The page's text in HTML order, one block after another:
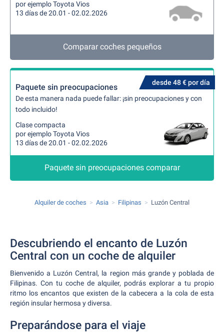
por ejemplo Toyota Vios
13 días de 20.01 - 02.02.2026
Comparar coches pequeños
desde 48 € por día
Paquete sin preocupaciones
De esta manera nada puede fallar: ¡sin preocupaciones y con
todo incluido!
Clase compacta
por ejemplo Toyota Vios
13 días de 20.01 - 02.02.2026
Paquete sin preocupaciones comparar
Alquiler de coches Asia Filipinas Luzón Central
Descubriendo el encanto de Luzón
Central con un coche de alquiler
Bienvenido a Luzón Central, la region más grande y poblada de
Filipinas. Con tu coche de alquiler, podrás explorar a tu propio
ritmo los encantos que existen de la cabecera a la cola de esta
región insular hermosa y diversa.
Preparándose para el viaje